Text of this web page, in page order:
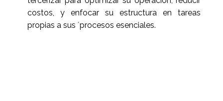
costos, y enfocar su estructura en tareas
propias a sus ´procesos esenciales.